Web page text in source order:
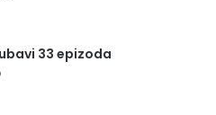
33 epizoda